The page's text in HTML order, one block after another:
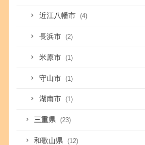
近江八幡市 (4)
長浜市 (2)
米原市 (1)
守山市 (1)
湖南市 (1)
三重県 (23)
和歌山県 (12)